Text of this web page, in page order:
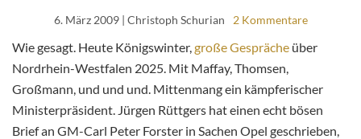
6. März 2009| Christoph Schurian 2 Kommentare
Wie gesagt. Heute Königswinter, große Gespräche über
Nordrhein-Westfalen 2025. Mit Maffay, Thomsen,
Großmann, und und und. Mittenmang ein kämpferischer
Ministerpräsident. Jürgen Rüttgers hat einen echt bösen
Brief an GM-Carl Peter Forster in Sachen Opel geschrieben,